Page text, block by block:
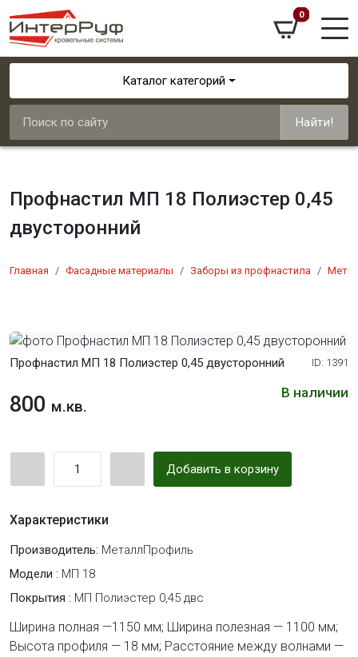
0
Каталог категорий
Найти!
Профнастил МП 18 Полиэстер 0,45
двусторонний
Главная Фасадные материалы Заборы из профнастила
Профнастил МП 18 Полиэстер 0,45 двусторонний ID: 1391
В наличии
800 м.кв.
Добавить в корзину
Характеристики
Производитель: МеталлПрофиль
Модели : МП 18
Покрытия : МП Полиэстер 0,45 двс
Ширина полная —1150 мм; Ширина полезная — 1100 мм;
Высота профиля — 18 мм; Расстояние между волнами —